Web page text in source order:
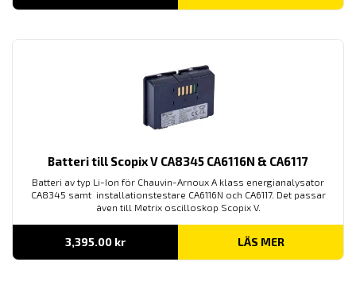
till
Batteri till Scopix V CA8345 CA6116N & CA6117
Batteri av typ Li-Ion för Chauvin-Arnoux A klass energianalysator
CA8345 samt installationstestare CA6116N och CA6117. Det passar
även till Metrix oscilloskop Scopix V.
3,395.00 kr LÄS MER